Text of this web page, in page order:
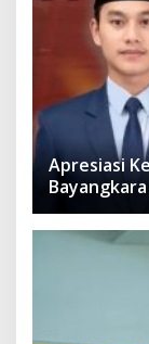
Apresiasi